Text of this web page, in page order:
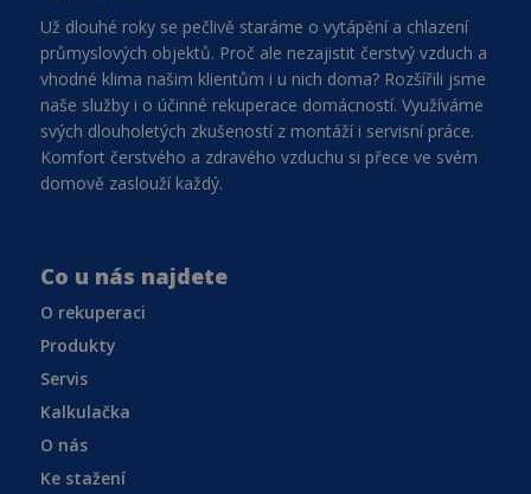
Už dlouhé roky se pečlivě staráme o vytápění a chlazení
průmyslových objektů. Proč ale nezajistit čerstvý vzduch a
vhodné klima našim klientům i u nich doma? Rozšířili jsme
naše služby i o účinné rekuperace domácností. Využíváme
svých dlouholetých zkušeností z montáží i servisní práce.
Komfort čerstvého a zdravého vzduchu si přece ve svém
domově zaslouží každý.
Co u nás najdete
O rekuperaci
Produkty
Servis
Kalkulačka
O nás
Ke stažení